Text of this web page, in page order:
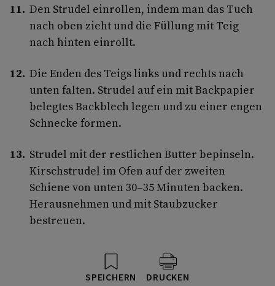
Den Strudel einrollen, indem man das Tuch
nach oben zieht und die Füllung mit Teig
nach hinten einrollt.
Die Enden des Teigs links und rechts nach
unten falten. Strudel auf ein mit Backpapier
belegtes Backblech legen und zu einer engen
Schnecke formen.
Strudel mit der restlichen Butter bepinseln.
Kirschstrudel im Ofen auf der zweiten
Schiene von unten 30–35 Minuten backen.
Herausnehmen und mit Staubzucker
bestreuen.
SPEICHERN DRUCKEN